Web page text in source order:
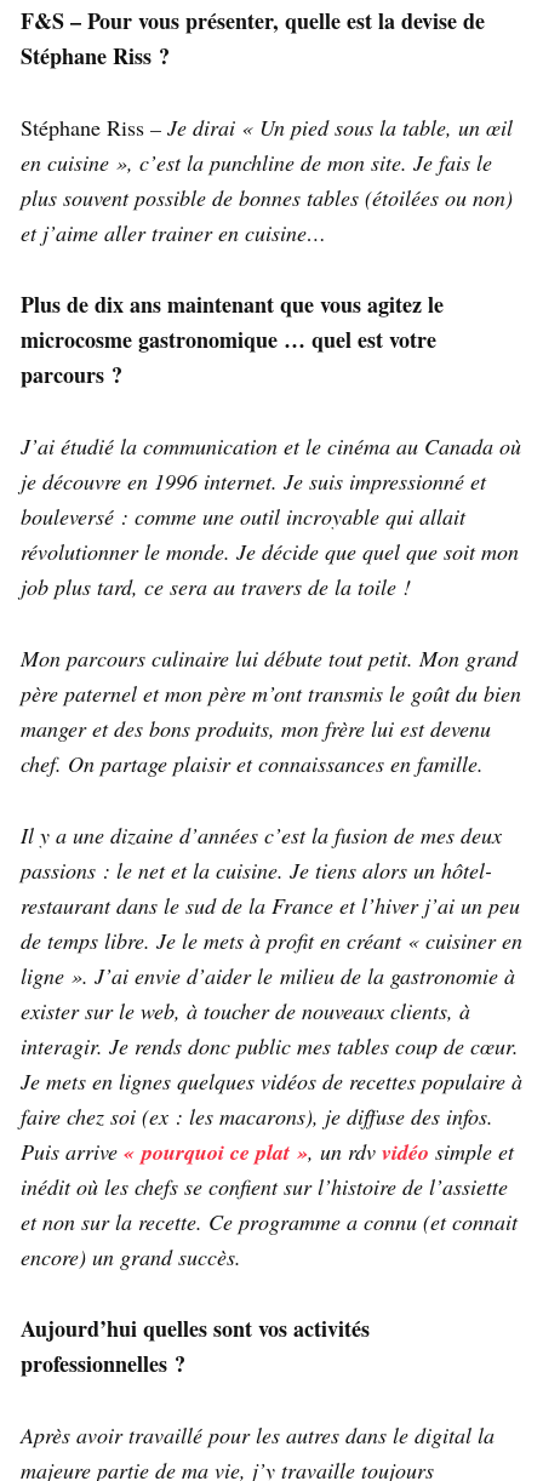
F&S – Pour vous présenter, quelle est la devise de
Stéphane Riss ?
Stéphane Riss – Je dirai « Un pied sous la table, un œil
en cuisine », c’est la punchline de mon site. Je fais le
plus souvent possible de bonnes tables (étoilées ou non)
et j’aime aller trainer en cuisine…
Plus de dix ans maintenant que vous agitez le
microcosme gastronomique … quel est votre
parcours ?
J’ai étudié la communication et le cinéma au Canada où
je découvre en 1996 internet. Je suis impressionné et
bouleversé : comme une outil incroyable qui allait
révolutionner le monde. Je décide que quel que soit mon
job plus tard, ce sera au travers de la toile !
Mon parcours culinaire lui débute tout petit. Mon grand
père paternel et mon père m’ont transmis le goût du bien
manger et des bons produits, mon frère lui est devenu
chef. On partage plaisir et connaissances en famille.
Il y a une dizaine d’années c’est la fusion de mes deux
passions : le net et la cuisine. Je tiens alors un hôtel-
restaurant dans le sud de la France et l’hiver j’ai un peu
de temps libre. Je le mets à profit en créant « cuisiner en
ligne ». J’ai envie d’aider le milieu de la gastronomie à
exister sur le web, à toucher de nouveaux clients, à
interagir. Je rends donc public mes tables coup de cœur.
Je mets en lignes quelques vidéos de recettes populaire à
faire chez soi (ex : les macarons), je diffuse des infos.
Puis arrive « pourquoi ce plat », un rdv vidéo simple et
inédit où les chefs se confient sur l’histoire de l’assiette
et non sur la recette. Ce programme a connu (et connait
encore) un grand succès.
Aujourd’hui quelles sont vos activités
professionnelles ?
Après avoir travaillé pour les autres dans le digital la
majeure partie de ma vie, j’y travaille toujours